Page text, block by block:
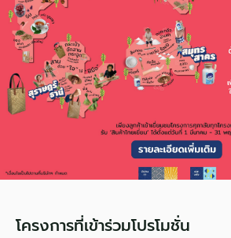
โครงการที่เข้าร่วมโปรโมชั่น